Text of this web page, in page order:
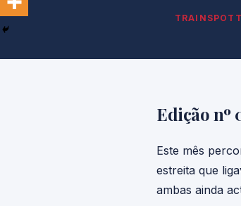
Edição nº
Este mês
estreita que
ambas ainda